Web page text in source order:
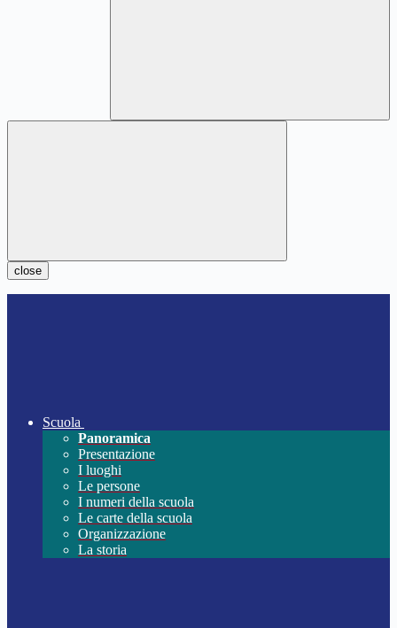
close
Scuola
Panoramica
Presentazione
I luoghi
Le persone
I numeri della scuola
Le carte della scuola
Organizzazione
La storia